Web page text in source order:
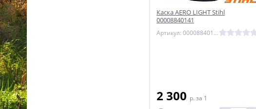
Каска AERO LIGHT Stihl
00008840141
Артикул: 00008840141
2 300 p. за 1